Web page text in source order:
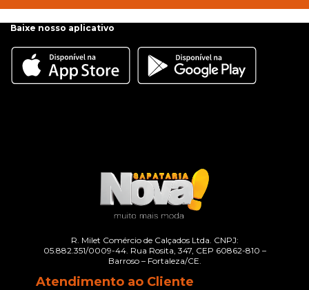
Baixe nosso aplicativo
R. Milet Comércio de Calçados Ltda. CNPJ:
05.882.351/0009-44. Rua Rosita, 347, CEP 60862-810 –
Barroso – Fortaleza/CE.
Atendimento ao Cliente